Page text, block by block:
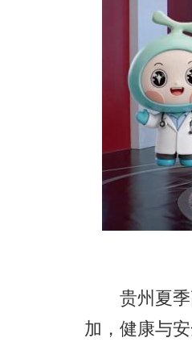
贵州夏季
加，健康与